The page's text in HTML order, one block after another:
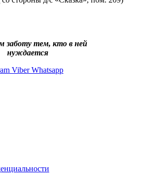
заботу тем, кто в ней
нуждается
Viber Whatsapp